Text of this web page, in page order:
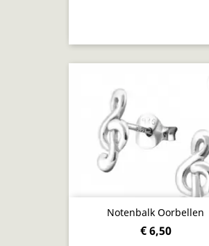
Notenbalk Oorbellen
€ 6,50